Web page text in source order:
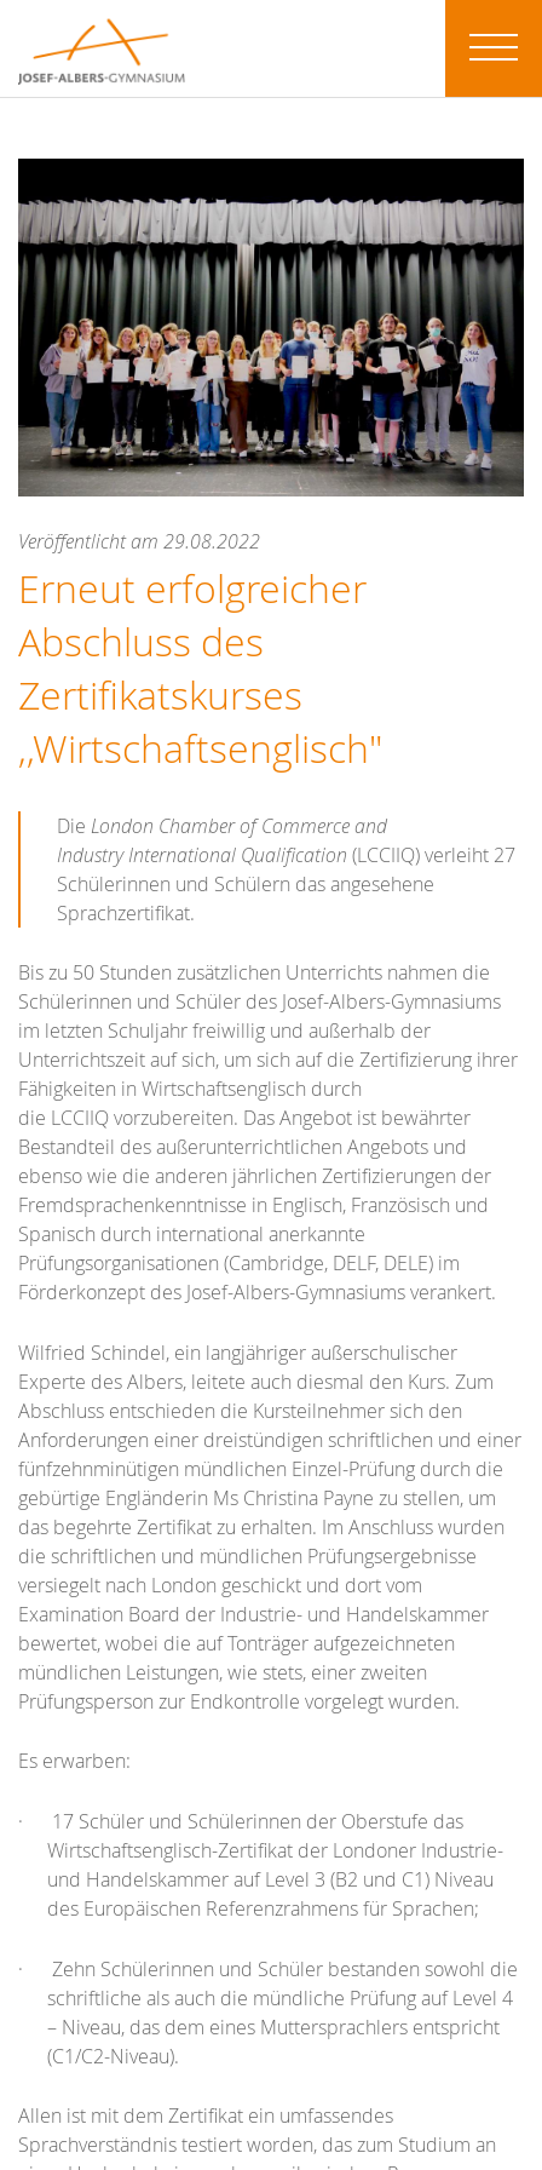
Veröffentlicht am 29.08.2022
Erneut erfolgreicher
Abschluss des
Zertifikatskurses
,,Wirtschaftsenglisch"
Die London Chamber of Commerce and
Industry International Qualification (LCCIIQ) verleiht 27
Schülerinnen und Schülern das angesehene
Sprachzertifikat.
Bis zu 50 Stunden zusätzlichen Unterrichts nahmen die
Schülerinnen und Schüler des Josef-Albers-Gymnasiums
im letzten Schuljahr freiwillig und außerhalb der
Unterrichtszeit auf sich, um sich auf die Zertifizierung ihrer
Fähigkeiten in Wirtschaftsenglisch durch
die LCCIIQ vorzubereiten. Das Angebot ist bewährter
Bestandteil des außerunterrichtlichen Angebots und
ebenso wie die anderen jährlichen Zertifizierungen der
Fremdsprachenkenntnisse in Englisch, Französisch und
Spanisch durch international anerkannte
Prüfungsorganisationen (Cambridge, DELF, DELE) im
Förderkonzept des Josef-Albers-Gymnasiums verankert.
Wilfried Schindel, ein langjähriger außerschulischer
Experte des Albers, leitete auch diesmal den Kurs. Zum
Abschluss entschieden die Kursteilnehmer sich den
Anforderungen einer dreistündigen schriftlichen und einer
fünfzehnminütigen mündlichen Einzel-Prüfung durch die
gebürtige Engländerin Ms Christina Payne zu stellen, um
das begehrte Zertifikat zu erhalten. Im Anschluss wurden
die schriftlichen und mündlichen Prüfungsergebnisse
versiegelt nach London geschickt und dort vom
Examination Board der Industrie- und Handelskammer
bewertet, wobei die auf Tonträger aufgezeichneten
mündlichen Leistungen, wie stets, einer zweiten
Prüfungsperson zur Endkontrolle vorgelegt wurden.
Es erwarben:
· 17 Schüler und Schülerinnen der Oberstufe das
Wirtschaftsenglisch-Zertifikat der Londoner Industrie-
und Handelskammer auf Level 3 (B2 und C1) Niveau
des Europäischen Referenzrahmens für Sprachen;
· Zehn Schülerinnen und Schüler bestanden sowohl die
schriftliche als auch die mündliche Prüfung auf Level 4
– Niveau, das dem eines Muttersprachlers entspricht
(C1/C2-Niveau).
Allen ist mit dem Zertifikat ein umfassendes
Sprachverständnis testiert worden, das zum Studium an